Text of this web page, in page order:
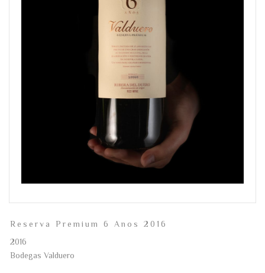
Reserva Premium 6 Anos 2016
2016
Bodegas Valduero